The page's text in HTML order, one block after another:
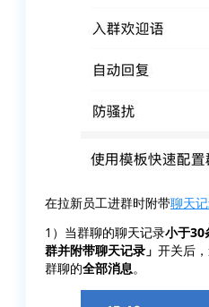
在拉新员工进群时附带聊天
1）当群聊的聊天记录小于30
群并附带聊天记录」 开关后
群聊的全部消息。